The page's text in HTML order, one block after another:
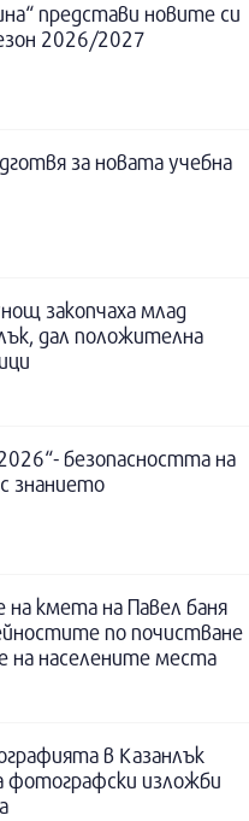
представи новите си
2026/2027
за новата учебна
закопчаха млад
дал положителна
безопасността на
знанието
на кмета на Павел баня
по почистване
на населените места
в Казанлък
фотографски изложби